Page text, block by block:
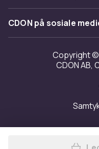
Kundeanmeldelser
Jobbe på CDON
Investor relations
Tilgjengelighet
Merchant Help Center
CDON på sosiale
Copyright ©
CDON AB,